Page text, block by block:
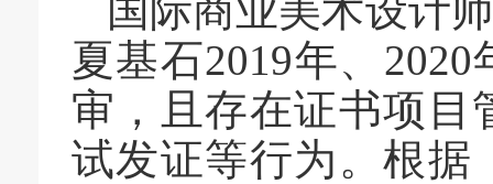
国际商业美术设计
夏基石2019年、2020
审，
且存在证书项目
试发证等行为 。根据